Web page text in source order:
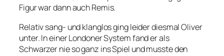
Figur war dann auch Remis.
Relativ sang- und klanglos ging leider diesmal Oliver
unter. In einer Londoner System fand er als
Schwarzer nie so ganz ins Spiel und musste den